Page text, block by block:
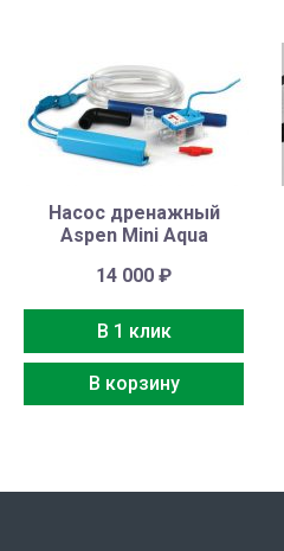
Насос дренажный
Aspen Mini Aqua
14 000₽
В 1 клик
В корзину